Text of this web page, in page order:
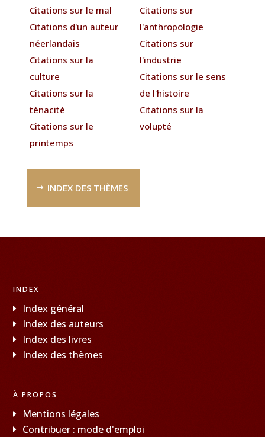
Citations sur le mal
Citations d'un auteur
néerlandais
Citations sur la
culture
Citations sur la
ténacité
Citations sur le
printemps
Citations sur
l'anthropologie
Citations sur
l'industrie
Citations sur le sens
de l'histoire
Citations sur la
volupté
INDEX DES THÈMES
INDEX
Index général
Index des auteurs
Index des livres
Index des thèmes
À PROPOS
Mentions légales
Contribuer : mode d'emploi